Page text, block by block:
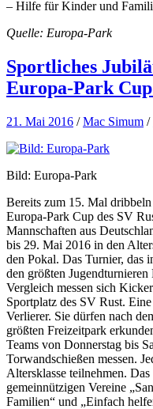
– Hilfe für Kinder und
Quelle: Europa-Park
Sportliches
Europa-Park Cup
21. Mai 2016 /Mac Simum /
Bild: Europa-Park
Bereits zum 15. Mal
Europa-Park Cup des SV
Mannschaften aus
bis 29. Mai 2016 in den
den Pokal. Das Turnier, das
den größten
Vergleich messen sich
Sportplatz des SV Rust.
Verlierer. Sie dürfen nach
größten Freizeitpark
Teams von Donnerstag bis
Torwandschießen messen.
Altersklasse teilnehmen.
gemeinnützigen Vereine
Familien“ und „Einfach